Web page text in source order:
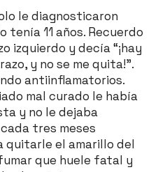
le diagnosticaron
tenía 11 años. Recuerdo
izquierdo y decía “¡hay
y no se me quita!”.
antiinflamatorios.
mal curado le había
y no le dejaba
tres meses
quitarle el amarillo del
que huele fatal y